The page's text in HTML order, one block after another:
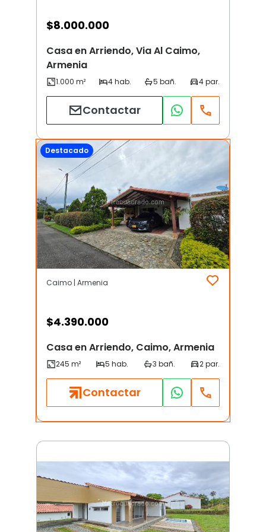
$8.000.000
Casa en Arriendo, Via Al Caimo,
Armenia
Contactar
Destacado
Caimo | Armenia
$4.390.000
Casa en Arriendo, Caimo, Armenia
Contactar